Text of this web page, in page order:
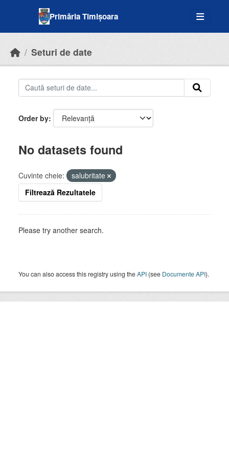
Primăria Timișoara
Seturi de date
Order by
No datasets found
Cuvinte cheie:
salubritate
Filtrează Rezultatele
Please try another search.
You can also access this registry using theAPI (see Documente API).